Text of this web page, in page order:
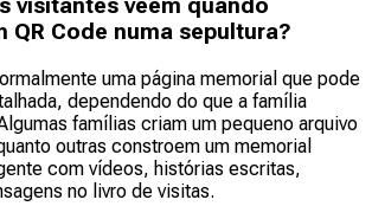
visitantes vêem quando
QR Code numa sepultura?
uma página memorial que pode
dependendo do que a família
famílias criam um pequeno arquivo
outras constroem um memorial
com vídeos, histórias escritas,
no livro de visitas.